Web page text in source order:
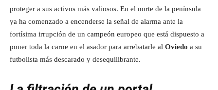
proteger a sus activos más valiosos. En el norte de la península
ya ha comenzado a encenderse la señal de alarma ante la
fortísima irrupción de un campeón europeo que está dispuesto a
poner toda la carne en el asador para arrebatarle al Oviedo a su
futbolista más descarado y desequilibrante.